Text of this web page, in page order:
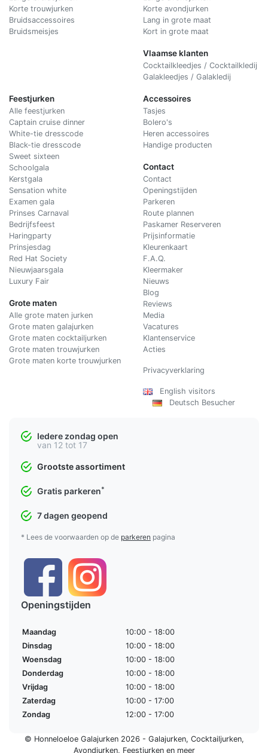
Korte trouwjurken
Bruidsaccessoires
Bruidsmeisjes
Korte avondjurken
Lang in grote maat
Kort in grote maat
Vlaamse klanten
Cocktailkleedjes / Cocktailkledij
Galakleedjes / Galakledij
Feestjurken
Alle feestjurken
Captain cruise dinner
White-tie dresscode
Black-tie dresscode
Sweet sixteen
Schoolgala
Kerstgala
Sensation white
Examen gala
Prinses Carnaval
Bedrijfsfeest
Haringparty
Prinsjesdag
Red Hat Society
Nieuwjaarsgala
Luxury Fair
Grote maten
Alle grote maten jurken
Grote maten galajurken
Grote maten cocktailjurken
Grote maten trouwjurken
Grote maten korte trouwjurken
Accessoires
Tasjes
Bolero's
Heren accessoires
Handige producten
Contact
Contact
Openingstijden
Parkeren
Route plannen
Paskamer Reserveren
Prijsinformatie
Kleurenkaart
F.A.Q.
Kleermaker
Nieuws
Blog
Reviews
Media
Vacatures
Klantenservice
Acties
Privacyverklaring
English visitors
Deutsch Besucher
Iedere zondag open
van 12 tot 17
Grootste assortiment
Gratis parkeren*
7 dagen geopend
* Lees de voorwaarden op de parkeren pagina
Openingstijden
Maandag
10:00 - 18:00
Dinsdag
10:00 - 18:00
Woensdag
10:00 - 18:00
Donderdag
10:00 - 18:00
Vrijdag
10:00 - 18:00
Zaterdag
10:00 - 17:00
Zondag
12:00 - 17:00
© Honneloeloe Galajurken 2026 - Galajurken, Cocktailjurken,
Avondjurken, Feestjurkenen meer